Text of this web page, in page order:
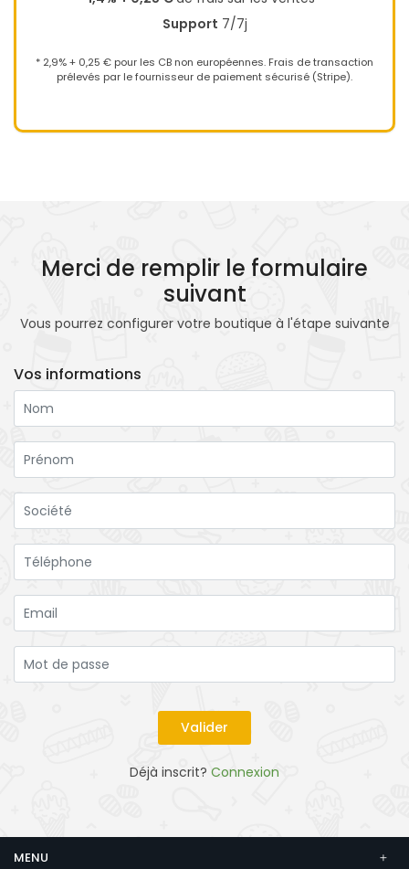
Support 7/7j
* 2,9% + 0,25 € pour les CB non européennes. Frais de transaction
prélevés par le fournisseur de paiement sécurisé (Stripe).
Merci de remplir le formulaire
suivant
Vous pourrez configurer votre boutique à l'étape suivante
Vos informations
Déjà inscrit? Connexion
MENU